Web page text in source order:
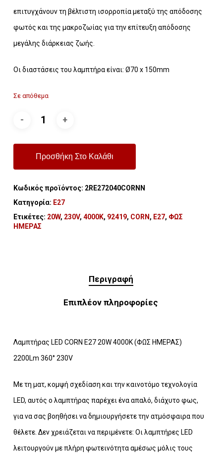
επιτυγχάνουν τη βέλτιστη ισορροπία μεταξύ της απόδοσης
φωτός και της μακροζωίας για την επίτευξη απόδοσης
μεγάλης διάρκειας ζωής.
Οι διαστάσεις του λαμπτήρα είναι: Ø70 х 150mm
Σε απόθεμα
Προσθήκη Στο Καλάθι
Κωδικός προϊόντος: 2RE272040CORNN
Κατηγορία: Ε27
Ετικέτες: 20W, 230V, 4000K, 92419, CORN, E27, ΦΩΣ
ΗΜΕΡΑΣ
Περιγραφή
Επιπλέον πληροφορίες
Λαμπτήρας LED CORN E27 20W 4000K (ΦΩΣ ΗΜΕΡΑΣ)
2200Lm 360° 230V
Με τη ματ, κομψή σχεδίαση και την καινοτόμο τεχνολογία
LED, αυτός ο λαμπτήρας παρέχει ένα απαλό, διάχυτο φως,
για να σας βοηθήσει να δημιουργήσετε την ατμόσφαιρα που
θέλετε. Δεν χρειάζεται να περιμένετε: Οι λαμπτήρες LED
λειτουργούν με πλήρη φωτεινότητα αμέσως μόλις τους